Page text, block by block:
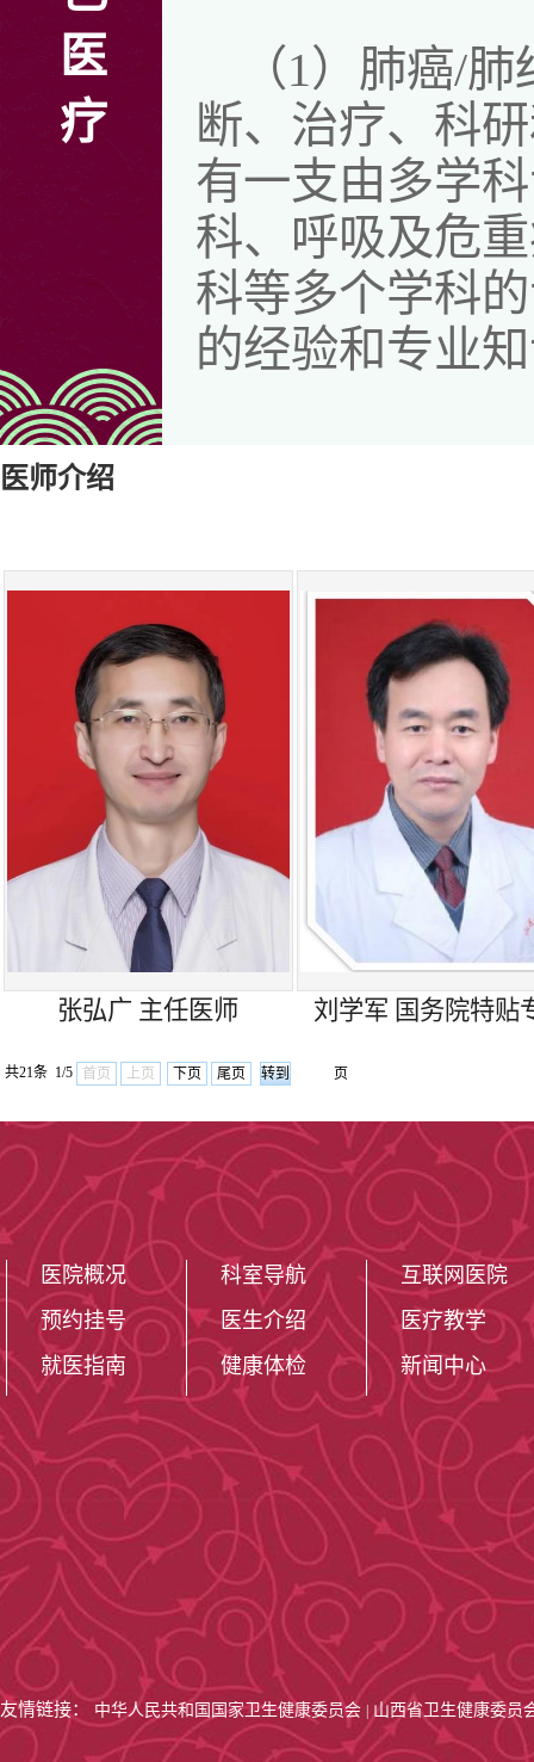
医
疗
（1）肺癌/
断、治疗、科
有一支由多学
科、呼吸及危
科等多个学科
的经验和专业
向、免疫、肿
道介入、虚拟
诊疗方式整合
VATS、机器人
袖式切除，动
开展气管镜、
镜外周肺结节
（Lung Pro）
精尖介入技术
辅助化疗、靶
展放疗，术前
（Percutaneous
（Particle
Ablation，RAF
管介入肿瘤微
括肺结节穿刺
术。
中心建立有
GCP,综合肿瘤
平台围绕肺癌
研中心积极交
医师介绍
张弘广 主任医师 刘学军 国务院特贴
共21条 1/5 首页 上页 下页 尾页 页
医院概况
预约挂号
就医指南
科室导航
医生介绍
健康体检
互联网医院
医疗教学
新闻中心
友情链接： 中华人民共和国国家卫生健康委员会 山西省卫生健康委员